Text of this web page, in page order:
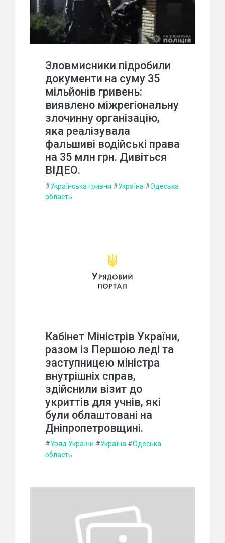
Зловмисники підробили
документи на суму 35
мільйонів гривень:
виявлено міжрегіональну
злочинну організацію,
яка реалізувала
фальшиві водійські права
на 35 млн грн. Дивіться
ВIДЕО.
#Українська гривня #Україна #Одеська
область
Кабінет Міністрів України,
разом із Першою леді та
заступницею міністра
внутрішніх справ,
здійснили візит до
укриттів для учнів, які
були облаштовані на
Дніпропетровщині.
#Уряд України #Україна #Одеська
область